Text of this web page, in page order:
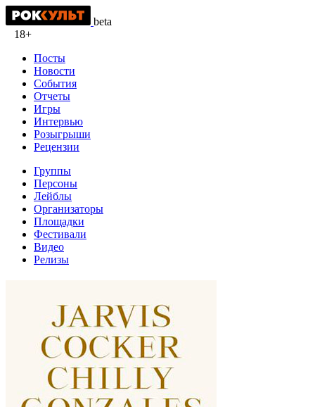
beta
18+
Посты
Новости
События
Отчеты
Игры
Интервью
Розыгрыши
Рецензии
Группы
Персоны
Лейблы
Организаторы
Площадки
Фестивали
Видео
Релизы